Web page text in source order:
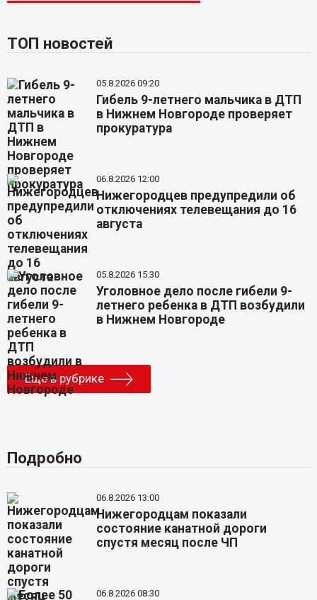
ТОП новостей
05.8.2026 09:20
Гибель 9-летнего мальчика в ДТП
в Нижнем Новгороде проверяет
прокуратура
06.8.2026 12:00
Нижегородцев предупредили об
отключениях телевещания до 16
августа
05.8.2026 15:30
Уголовное дело после гибели 9-
летнего ребенка в ДТП возбудили
в Нижнем Новгороде
Еще в рубрике
Подробно
06.8.2026 13:00
Нижегородцам показали
состояние канатной дороги
спустя месяц после ЧП
06.8.2026 08:30